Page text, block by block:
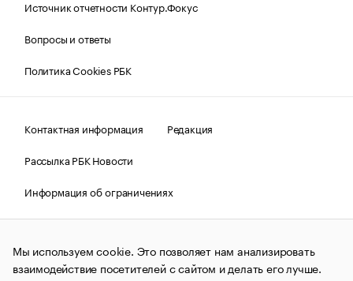
Источник отчетности Контур.Фокус
Вопросы и ответы
Политика Cookies РБК
Контактная информация
Редакция
Рассылка РБК Новости
Информация об ограничениях
Правовая информация
О соблюдении авторских прав
© АО «РОСБИЗНЕСКОНСАЛТИНГ»,1995–2026.Сообщения
и материалы информационного агентства «РБК»
(зарегистрировано Федеральной службой по надзору в сфере
Мы используем cookie. Это позволяет нам анализировать
взаимодействие посетителей с сайтом и делать его лучше.